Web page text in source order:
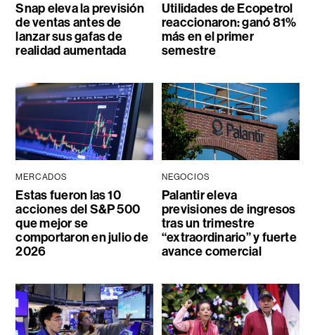
Snap eleva la previsión
de ventas antes de
lanzar sus gafas de
realidad aumentada
Utilidades de Ecopetrol
reaccionaron: ganó 81%
más en el primer
semestre
MERCADOS
Estas fueron las 10
acciones del S&P 500
que mejor se
comportaron en julio de
2026
NEGOCIOS
Palantir eleva
previsiones de ingresos
tras un trimestre
“extraordinario” y fuerte
avance comercial